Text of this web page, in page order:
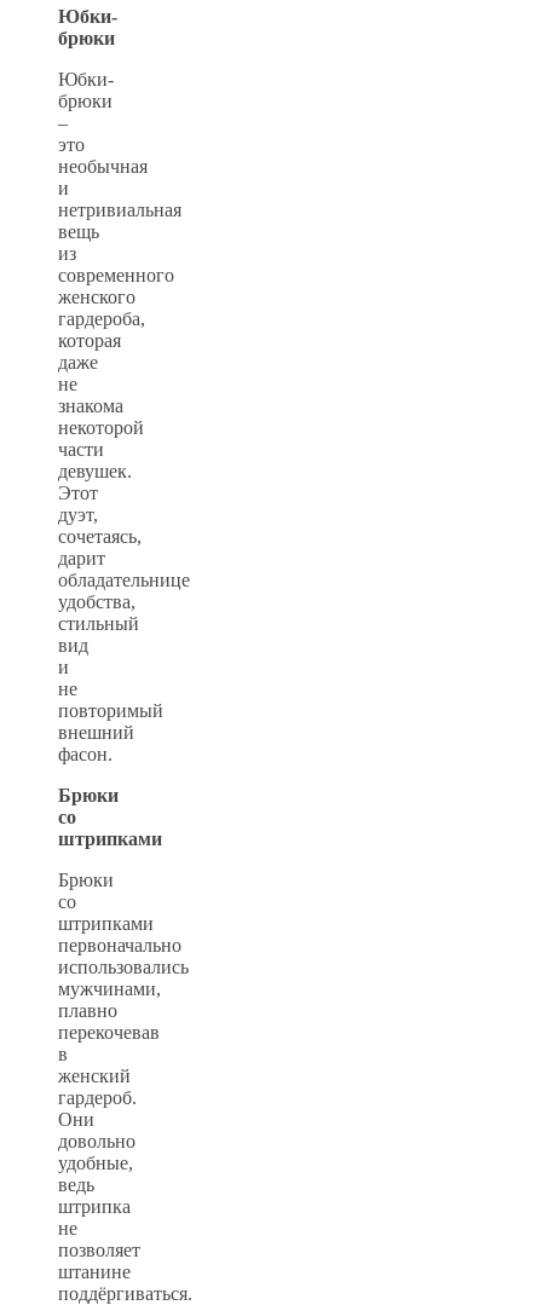
Юбки-
брюки
Юбки-
брюки
–
это
необычная
и
нетривиальная
вещь
из
современного
женского
гардероба,
которая
даже
не
знакома
некоторой
части
девушек.
Этот
дуэт,
сочетаясь,
дарит
обладательнице
удобства,
стильный
вид
и
не
повторимый
внешний
фасон.
Брюки
со
штрипками
Брюки
со
штрипками
первоначально
использовались
мужчинами,
плавно
перекочевав
в
женский
гардероб.
Они
довольно
удобные,
ведь
штрипка
не
позволяет
штанине
поддёргиваться.